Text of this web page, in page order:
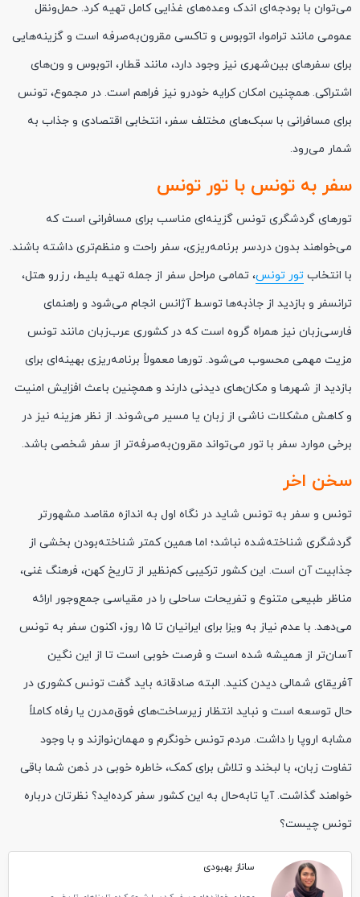
می‌توان با بودجه‌ای اندک وعده‌های غذایی کامل تهیه کرد. حمل‌ونقل
عمومی مانند تراموا، اتوبوس و تاکسی مقرون‌به‌صرفه است و گزینه‌هایی
برای سفرهای بین‌شهری نیز وجود دارد، مانند قطار، اتوبوس و ون‌های
اشتراکی. همچنین امکان کرایه خودرو نیز فراهم است. در مجموع، تونس
برای مسافرانی با سبک‌های مختلف سفر، انتخابی اقتصادی و جذاب به
شمار می‌رود.
سفر به تونس با تور تونس
تورهای گردشگری تونس گزینه‌ای مناسب برای مسافرانی است که
می‌خواهند بدون دردسر برنامه‌ریزی، سفر راحت و منظم‌تری داشته باشند.
با انتخاب تور تونس، تمامی مراحل سفر از جمله تهیه بلیط، رزرو هتل،
ترانسفر و بازدید از جاذبه‌ها توسط آژانس انجام می‌شود و راهنمای
فارسی‌زبان نیز همراه گروه است که در کشوری عرب‌زبان مانند تونس
مزیت مهمی محسوب می‌شود. تورها معمولاً برنامه‌ریزی بهینه‌ای برای
بازدید از شهرها و مکان‌های دیدنی دارند و همچنین باعث افزایش امنیت
و کاهش مشکلات ناشی از زبان یا مسیر می‌شوند. از نظر هزینه نیز در
برخی موارد سفر با تور می‌تواند مقرون‌به‌صرفه‌تر از سفر شخصی باشد.
سخن اخر
تونس و سفر به تونس شاید در نگاه اول به اندازه مقاصد مشهورتر
گردشگری شناخته‌شده نباشد؛ اما همین کمتر شناخته‌بودن بخشی از
جذابیت آن است. این کشور ترکیبی کم‌نظیر از تاریخ کهن، فرهنگ غنی،
مناظر طبیعی متنوع و تفریحات ساحلی را در مقیاسی جمع‌وجور ارائه
می‌دهد. با عدم نیاز به ویزا برای ایرانیان تا ۱۵ روز، اکنون سفر به تونس
آسان‌تر از همیشه شده است و فرصت خوبی است تا از این نگین
آفریقای شمالی دیدن کنید. البته صادقانه باید گفت تونس کشوری در
حال توسعه است و نباید انتظار زیرساخت‌های فوق‌مدرن یا رفاه کاملاً
مشابه اروپا را داشت. مردم تونس خونگرم و مهمان‌نوازند و با وجود
تفاوت زبان، با لبخند و تلاش برای کمک، خاطره خوبی در ذهن شما باقی
خواهند گذاشت. آیا تابه‌حال به این کشور سفر کرده‌اید؟ نظرتان درباره
تونس چیست؟
ساناز بهبودی